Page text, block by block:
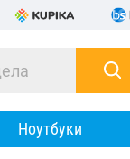
Ноутбуки